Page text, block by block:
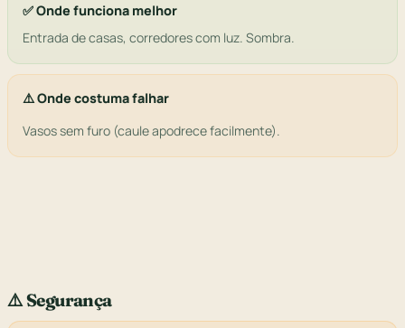
✅ Onde funciona melhor
Entrada de casas, corredores com luz. Sombra.
⚠️ Onde costuma falhar
Vasos sem furo (caule apodrece facilmente).
⚠️ Segurança